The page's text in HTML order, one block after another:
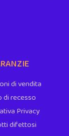
di vendita
di recesso
Privacy
difettosi